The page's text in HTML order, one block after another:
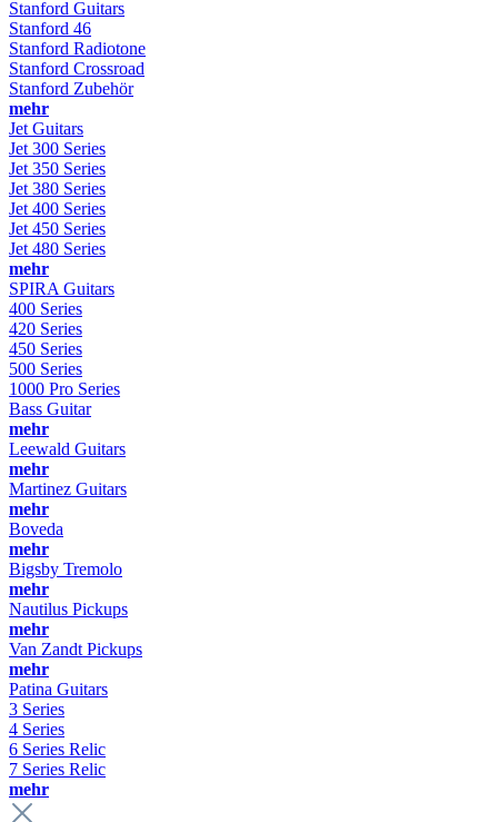
Stanford Guitars
Stanford 46
Stanford Radiotone
Stanford Crossroad
Stanford Zubehör
mehr
Jet Guitars
Jet 300 Series
Jet 350 Series
Jet 380 Series
Jet 400 Series
Jet 450 Series
Jet 480 Series
mehr
SPIRA Guitars
400 Series
420 Series
450 Series
500 Series
1000 Pro Series
Bass Guitar
mehr
Leewald Guitars
mehr
Martinez Guitars
mehr
Boveda
mehr
Bigsby Tremolo
mehr
Nautilus Pickups
mehr
Van Zandt Pickups
mehr
Patina Guitars
3 Series
4 Series
6 Series Relic
7 Series Relic
mehr